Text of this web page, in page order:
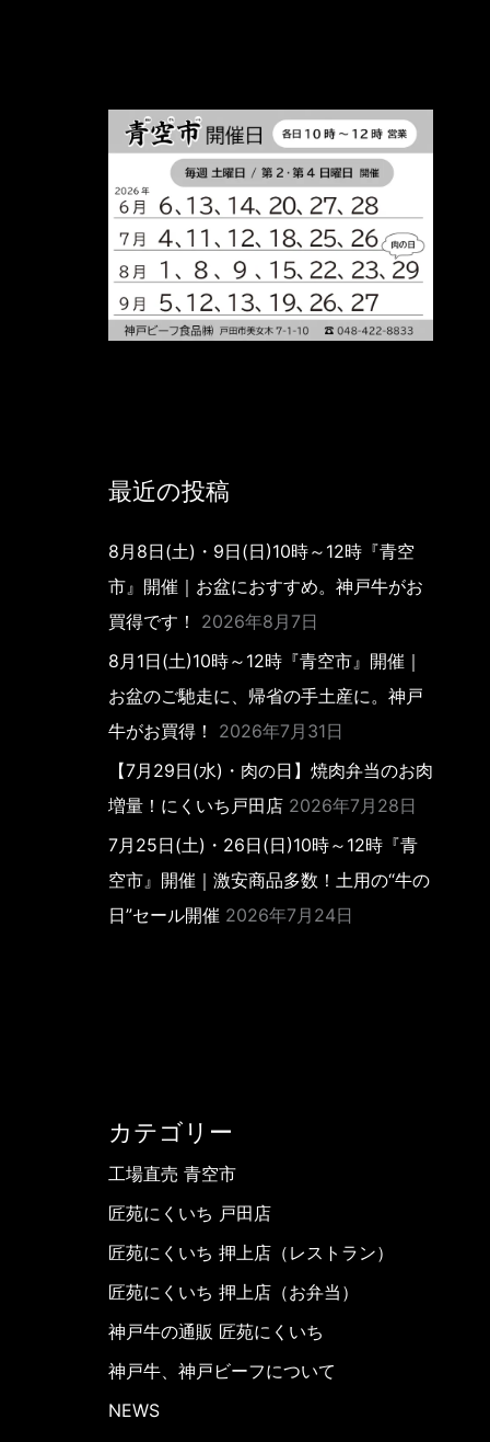
最近の投稿
8月8日(土)・9日(日)10時～12時『青空
市』開催｜お盆におすすめ。神戸牛がお
買得です！
2026年8月7日
8月1日(土)10時～12時『青空市』開催｜
お盆のご馳走に、帰省の手土産に。神戸
牛がお買得！
2026年7月31日
【7月29日(水)・肉の日】焼肉弁当のお肉
増量！にくいち戸田店 2026年7月28日
7月25日(土)・26日(日)10時～12時『青
空市』開催｜激安商品多数！土用の“牛の
日”セール開催 2026年7月24日
カテゴリー
工場直売 青空市
匠苑にくいち 戸田店
匠苑にくいち 押上店（レストラン）
匠苑にくいち 押上店（お弁当）
神戸牛の通販 匠苑にくいち
神戸牛、神戸ビーフについて
NEWS